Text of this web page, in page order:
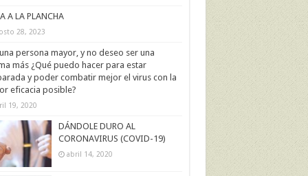
A LA PLANCHA
28, 2023
persona mayor, y no deseo ser una
más ¿Qué puedo hacer para estar
y poder combatir mejor el virus con la
eficacia posible?
19, 2020
DÁNDOLE DURO AL
CORONAVIRUS (COVID-19)
abril 14, 2020